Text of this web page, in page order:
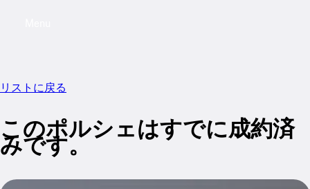
リストに戻る
このポルシェはすでに成約済
みです。